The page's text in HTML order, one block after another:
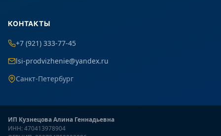
КОНТАКТЫ
+7 (921) 333-77-45
lsi-prodvizhenie@yandex.ru
Санкт-Петербург
ИП Кузнецова Алина Геннадьевна
ИНН: 470413978904